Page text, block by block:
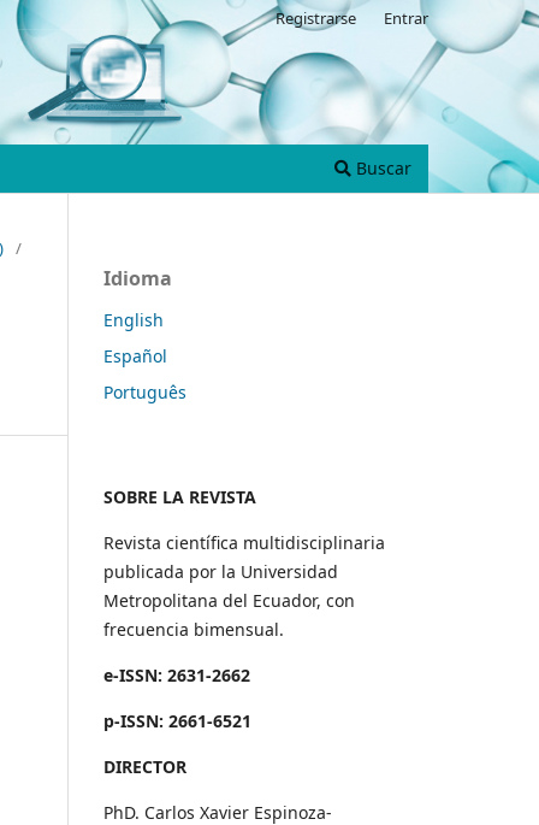
Buscar
Registrarse Entrar
/
Idioma
English
Español
Português
SOBRE LA REVISTA
Revista científica multidisciplinaria
publicada por la Universidad
Metropolitana del Ecuador, con
frecuencia bimensual.
e-ISSN: 2631-2662
p-ISSN: 2661-6521
DIRECTOR
PhD. Carlos Xavier Espinoza-